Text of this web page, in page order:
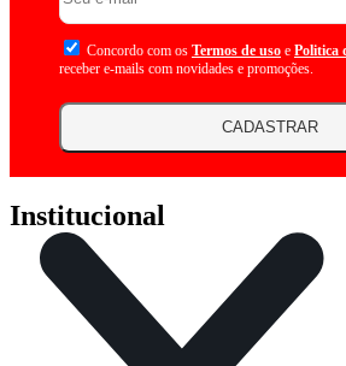
Concordo com os Termos de uso e Politica
receber e-mails com novidades e promoções.
CADASTRAR
Institucional